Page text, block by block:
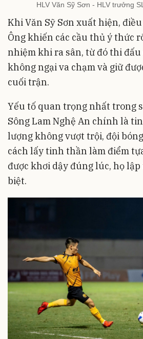
HLV Văn Sỹ Sơn - HLV trưởng
Khi Văn Sỹ Sơn xuất hiện,
Ông khiến các cầu thủ ý thức
nhiệm khi ra sân, từ đó thi
không ngại va chạm và giữ
cuối trận.
Yếu tố quan trọng nhất trong
Sông Lam Nghệ An chính là
lượng không vượt trội, đội
cách lấy tinh thần làm điểm
được khơi dậy đúng lúc, họ
biệt.